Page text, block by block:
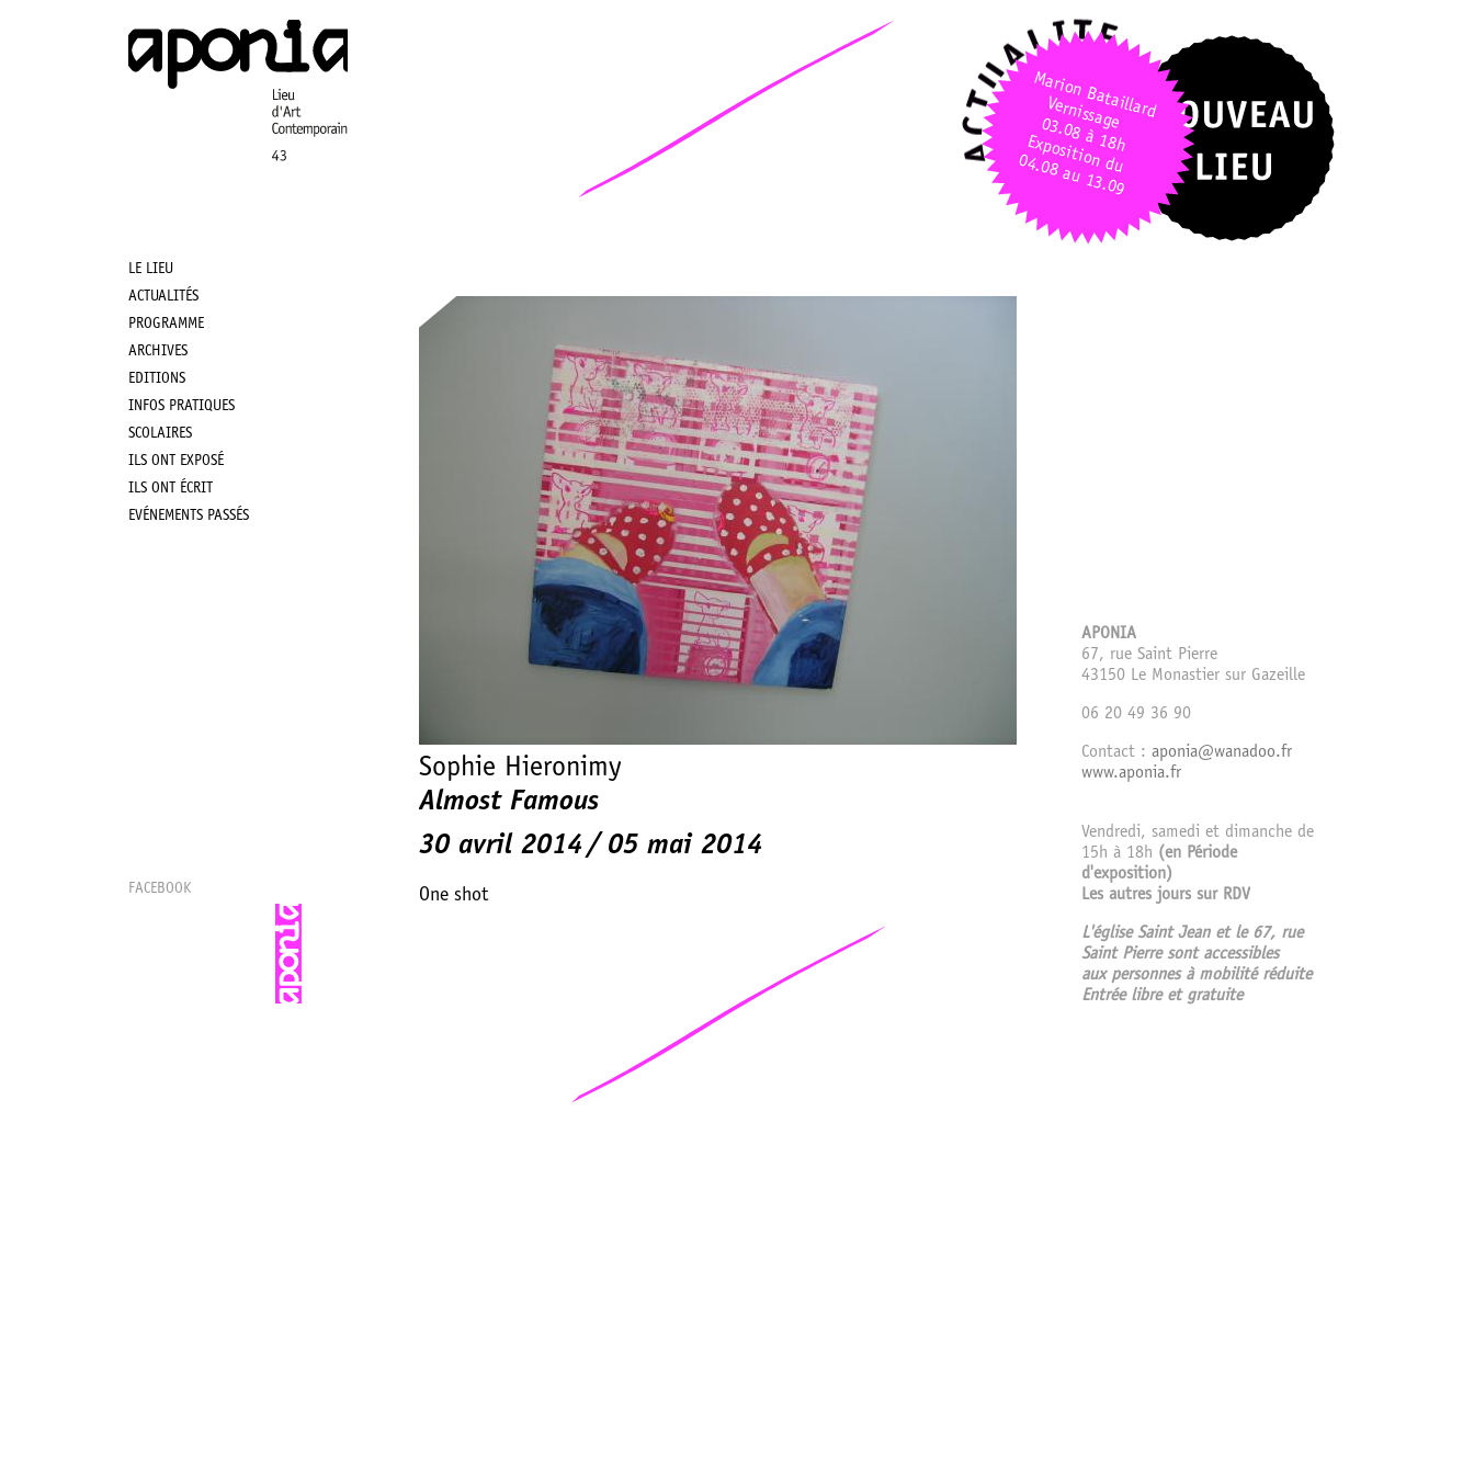
Marion Bataillard
Vernissage
03.08 à 18h
Exposition du
04.08 au 13.09
Main
navigation
LE LIEU
ACTUALITÉS
PROGRAMME
ARCHIVES
EDITIONS
INFOS PRATIQUES
SCOLAIRES
ILS ONT EXPOSÉ
ILS ONT ÉCRIT
EVÉNEMENTS PASSÉS
FACEBOOK
Sophie Hieronimy
Almost Famous
30 avril 2014
05 mai 2014
One shot
APONIA
67, rue Saint Pierre
43150 Le Monastier sur Gazeille
06 20 49 36 90
Contact : aponia@wanadoo.fr
www.aponia.fr
Vendredi, samedi et dimanche de
15h à 18h (en Période
d'exposition)
Les autres jours sur RDV
L'église Saint Jean et le 67, rue
Saint Pierre sont accessibles
aux personnes à mobilité réduite
Entrée libre et gratuite